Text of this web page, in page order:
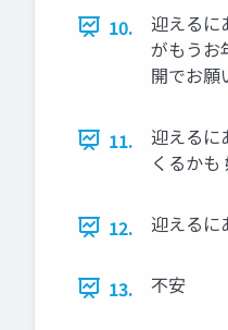
10.
迎えるに
がもうお
開でお願
11.
迎えるに
くるか
12. 迎えるに
13. 不安